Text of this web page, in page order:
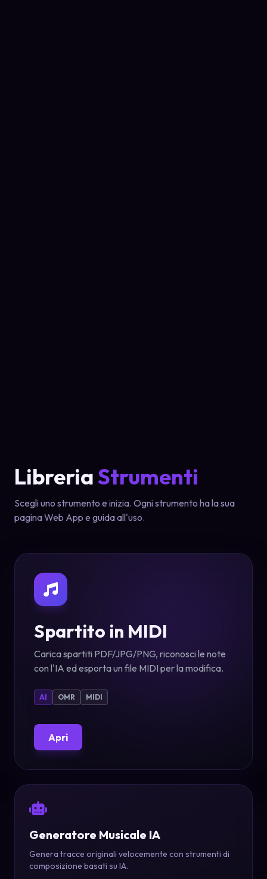
LibreriaStrumenti
Scegli uno strumento e inizia. Ogni strumento ha la sua
pagina Web App e guida all'uso.
Spartito in MIDI
Carica spartiti PDF/JPG/PNG, riconosci le note
con l'IA ed esporta un file MIDI per la modifica.
AI OMR MIDI
Apri
Generatore Musicale IA
Genera tracce originali velocemente con strumenti di
composizione basati su IA.